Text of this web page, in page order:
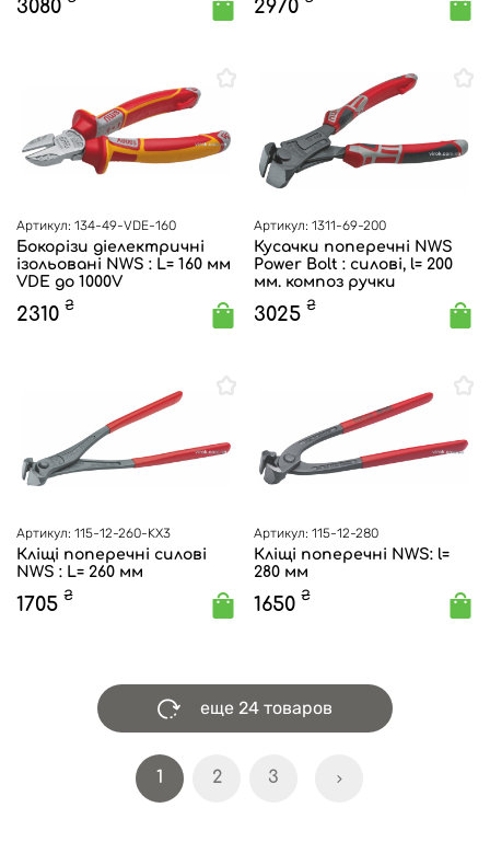
3080 2970
Артикул: 134-49-VDE-160
Бокорізи діелектричні
ізольовані NWS : L= 160 мм
VDE до 1000V
2310 ₴
Артикул: 1311-69-200
Кусачки поперечні NWS
Power Bolt : силові, l= 200
мм. композ ручки
3025 ₴
Артикул: 115-12-260-KX3
Кліщі поперечні силові
NWS : L= 260 мм
1705 ₴
Артикул: 115-12-280
Кліщі поперечні NWS: l=
280 мм
1650 ₴
еще 24 товаров
1 2 3